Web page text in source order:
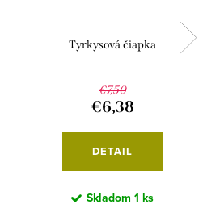
Tyrkysová čiapka
€7,50
€6,38
DETAIL
Skladom 1 ks